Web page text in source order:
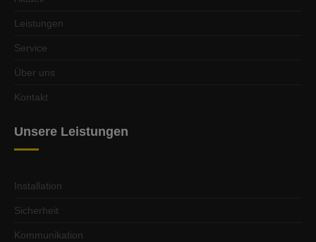
Leistungen
Service
Über uns
Kontakt
Unsere Leistungen
Installation
Sicherheit
Kommunikation